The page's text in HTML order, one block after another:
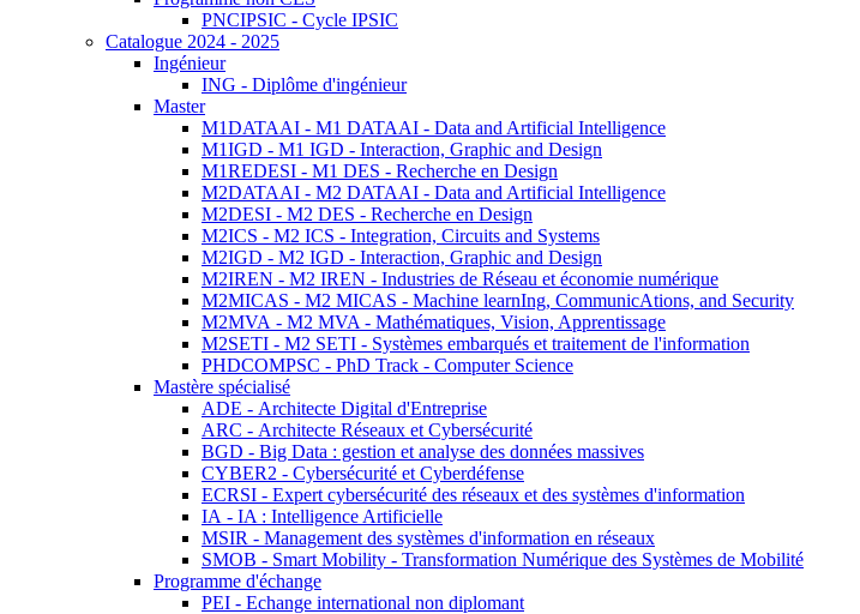
PNCIPSIC - Cycle IPSIC
Catalogue 2024 - 2025
Ingénieur
ING - Diplôme d'ingénieur
Master
M1DATAAI - M1 DATAAI - Data and Artificial Intelligence
M1IGD - M1 IGD - Interaction, Graphic and Design
M1REDESI - M1 DES - Recherche en Design
M2DATAAI - M2 DATAAI - Data and Artificial Intelligence
M2DESI - M2 DES - Recherche en Design
M2ICS - M2 ICS - Integration, Circuits and Systems
M2IGD - M2 IGD - Interaction, Graphic and Design
M2IREN - M2 IREN - Industries de Réseau et économie numérique
M2MICAS - M2 MICAS - Machine learnIng, CommunicAtions, and Security
M2MVA - M2 MVA - Mathématiques, Vision, Apprentissage
M2SETI - M2 SETI - Systèmes embarqués et traitement de l'information
PHDCOMPSC - PhD Track - Computer Science
Mastère spécialisé
ADE - Architecte Digital d'Entreprise
ARC - Architecte Réseaux et Cybersécurité
BGD - Big Data : gestion et analyse des données massives
CYBER2 - Cybersécurité et Cyberdéfense
ECRSI - Expert cybersécurité des réseaux et des systèmes d'information
IA - IA : Intelligence Artificielle
MSIR - Management des systèmes d'information en réseaux
SMOB - Smart Mobility - Transformation Numérique des Systèmes de Mobilité
Programme d'échange
PEI - Echange international non diplomant